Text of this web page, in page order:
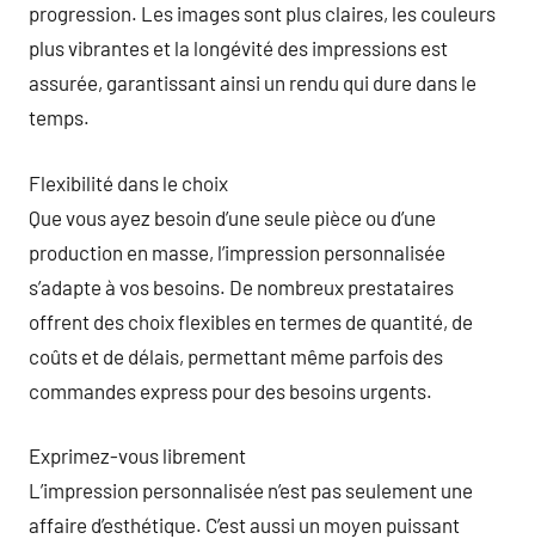
progression. Les images sont plus claires, les couleurs
plus vibrantes et la longévité des impressions est
assurée, garantissant ainsi un rendu qui dure dans le
temps.
Flexibilité dans le choix
Que vous ayez besoin d’une seule pièce ou d’une
production en masse, l’impression personnalisée
s’adapte à vos besoins. De nombreux prestataires
offrent des choix flexibles en termes de quantité, de
coûts et de délais, permettant même parfois des
commandes express pour des besoins urgents.
Exprimez-vous librement
L’impression personnalisée n’est pas seulement une
affaire d’esthétique. C’est aussi un moyen puissant